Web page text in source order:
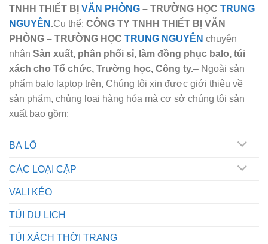
TNHH THIẾT BỊ VĂN PHÒNG – TRƯỜNG HỌC TRUNG
NGUYÊN .Cụ thể: CÔNG TY TNHH THIẾT BỊ VĂN
PHÒNG – TRƯỜNG HỌC TRUNG NGUYÊN chuyên
nhận Sản xuất, phân phối sỉ, làm đồng phục balo, túi
xách cho Tổ chức, Trường học, Công ty.– Ngoài sản
phẩm balo laptop trên, Chúng tôi xin được giới thiệu về
sản phẩm, chủng loại hàng hóa mà cơ sở chúng tôi sản
xuất bao gồm:
BA LÔ
CÁC LOẠI CẶP
VALI KÉO
TÚI DU LỊCH
TÚI XÁCH THỜI TRANG